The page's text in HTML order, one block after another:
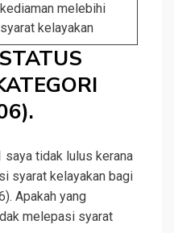
kediaman melebihi
syarat kelayakan
saya tidak lulus kerana
syarat kelayakan bagi
Apakah yang
melepasi syarat